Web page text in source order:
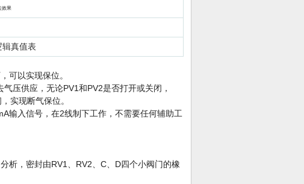
效果
辑真值表
可以实现保位。
压供应，无论PV1和PV2是否打开或关闭，
实现断气保位。
输入信号，在2线制下工作，不需要任何辅助工
析，密封由RV1、RV2、C、D四个小阀门的橡